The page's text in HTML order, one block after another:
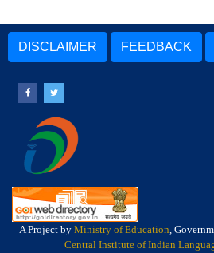
DISCLAIMER FEEDBACK
A Project by Ministry of Education,
Central Institute of Indian